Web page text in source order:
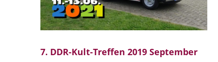
7. DDR-Kult-Treffen 2019 September